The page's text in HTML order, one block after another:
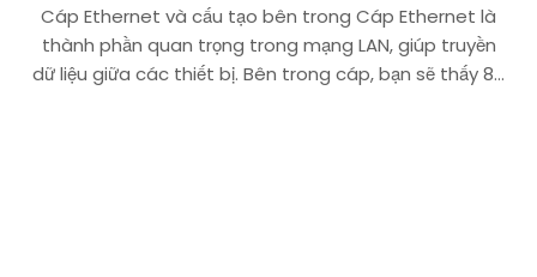
Cáp Ethernet và cấu tạo bên trong Cáp Ethernet là
thành phần quan trọng trong mạng LAN, giúp truyền
dữ liệu giữa các thiết bị. Bên trong cáp, bạn sẽ thấy 8…